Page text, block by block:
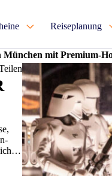
Reiseplanung
mit Premium-